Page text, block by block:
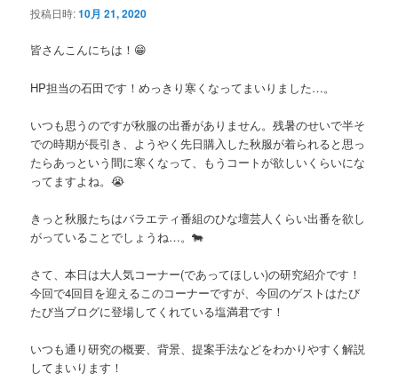
投稿日時:10月 21, 2020
皆さんこんにちは！😁
HP担当の石田です！めっきり寒くなってまいりました…。
いつも思うのですが秋服の出番がありません。残暑のせいで半そ
での時期が長引き、ようやく先日購入した秋服が着られると思っ
たらあっという間に寒くなって、もうコートが欲しいくらいにな
ってますよね。😭
きっと秋服たちはバラエティ番組のひな壇芸人くらい出番を欲し
がっていることでしょうね…。🐄
さて、本日は大人気コーナー(であってほしい)の研究紹介です！
今回で4回目を迎えるこのコーナーですが、今回のゲストはたび
たび当ブログに登場してくれている塩満君です！
いつも通り研究の概要、背景、提案手法などをわかりやすく解説
してまいります！